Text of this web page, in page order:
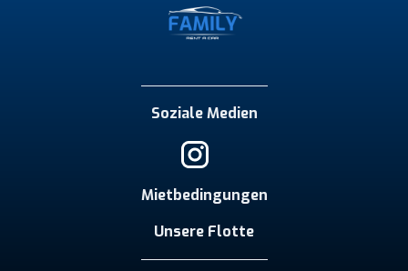
Soziale Medien
Mietbedingungen
Unsere Flotte